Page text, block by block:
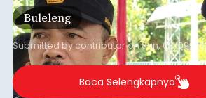
jalan desa yang rusak hingga potensi
yang belum optimal, semuanya
perhatian pemerintah daerah.
Buleleng
Submitted bycontributoronSun, 08/09/
Baca Selengkapnya